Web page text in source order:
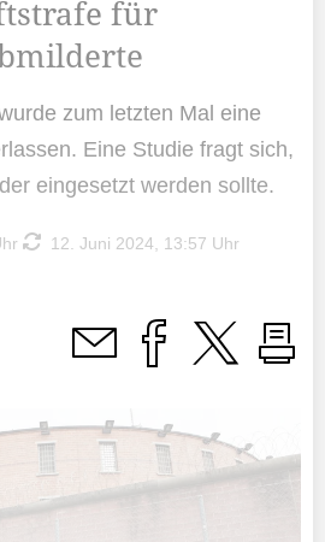
für
zum letzten Mal eine
Eine Studie fragt sich,
eingesetzt werden sollte.
12. Juni 2024, 13:57 Uhr